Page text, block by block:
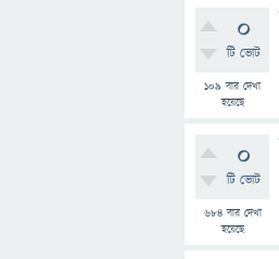
0
টি ভোট
109 বার দেখা
হয়েছে
0
টি ভোট
684বার দেখা
হয়েছে